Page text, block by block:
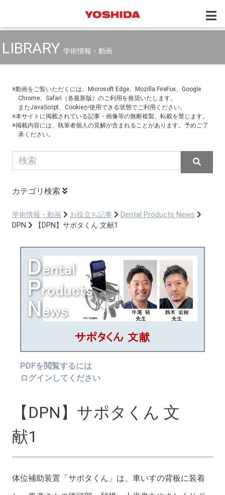
LIBRARY 学術情報・動画
※動画をご覧いただくには、Microsoft Edge、Mozilla FireFox、Google
Chrome、Safari（各最新版）のご利用を推奨いたします。
またJavaScript、Cookieが使用できる状態でご利用ください。
※本サイトに掲載されている記事・画像等の無断複製、転載を禁じます。
※掲載内容には、執筆者個人の見解が含まれることがあります。予めご了
承ください。
カテゴリ検索
学術情報・動画 お役立ち記事
Dental Products News
DPN
【DPN】サポタくん 文献1
PDFを閲覧するには
ログインしてください
【DPN】サポタくん 文
献1
体位補助装置「サポタくん」は、車いすの背板に装着